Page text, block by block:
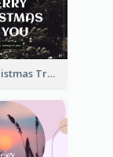
Green Christmas Tree Photo Post Card